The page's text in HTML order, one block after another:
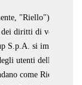
"Riello"), tutte
diritti di voto sono
S.p.A. si impegnano
utenti delle
come Riello